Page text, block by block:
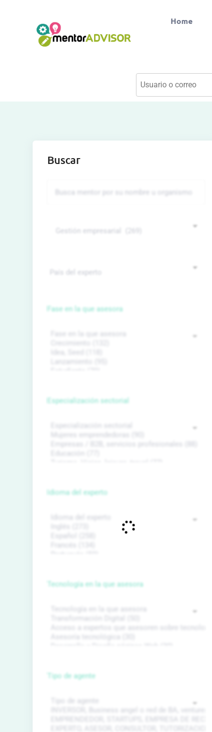
Home
Buscar
Fase en la que asesora
Especialización sectorial
Idioma del experto
Tecnología en la que asesora
Tipo de agente